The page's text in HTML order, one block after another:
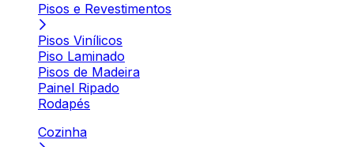
Pisos e Revestimentos
Pisos Vinílicos
Piso Laminado
Pisos de Madeira
Painel Ripado
Rodapés
Cozinha